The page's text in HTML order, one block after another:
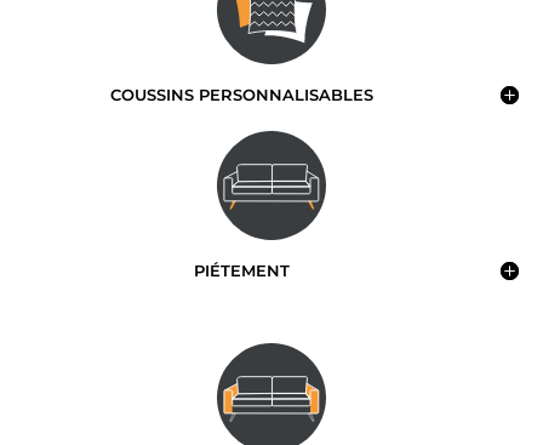
COUSSINS PERSONNALISABLES
PIÉTEMENT